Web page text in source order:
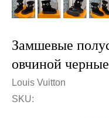
Замшевые
овчиной черные
Louis Vuitton
SKU: